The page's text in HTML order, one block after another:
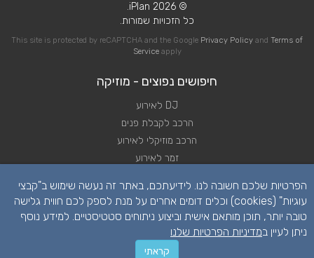
© 2026 iPlan.
כל הזכויות שמורות.
This site is protected by reCAPTCHA and the Google Privacy Policy and Terms of
Serviceapply
חיפושים נפוצים - מוזיקה
DJ לאירוע
הרכב לקבלת פנים
הרכב מוזיקלי לאירוע
זמר לאירוע
נגן לאירוע
תקליטן לאירוע
הפרטיות שלכם חשובה לנו. לידיעתכם, באתר זה נעשה שימוש ב"קבצי
עוגיות" (cookies) וכלים דומים אחרים על מנת לספק לכם חווית גלישה
טובה יותר, תוכן מותאם אישית וביצוע ניתוחים סטטיסטיים. למידע נוסף
ניתן לעיין במדיניות הפרטיות שלנו
קראתי